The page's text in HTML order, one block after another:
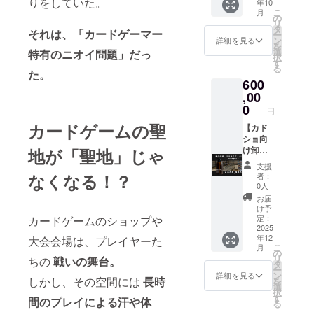
それは、「カードゲーマー
特有のニオイ問題」だっ
た。
カードゲームの聖
地が「聖地」じゃ
なくなる！？
カードゲームのショップや
大会会場は、プレイヤーた
ちの戦いの舞台。
しかし、その空間には 長時
間のプレイによる汗や体
を共創
する特
別リ
ターン
です。
早期申
間：
2025 年
10月〜
12月 詳
細 共同
開発
ディレ
クショ
ン：
lushtre
e代表・
茂木賢
太が企
画立
案〜試
作評価
までフ
ル伴走
（オン
ライン
月
詳細を見る
こ
の
リ
タ
ー
ン
を
選
択
す
る
600
,00
0 円
【カド
ショ向
け卸値
価格で
オキテ
スグ
ノ:||を
300本提
供しま
す。 ・
数量：
300点
・サイ
ズ：
300ml
支援
者：
0人
お届
け予
定：
2025
年12
月
詳細を見る
こ
の
リ
タ
ー
ン
を
選
択
す
る